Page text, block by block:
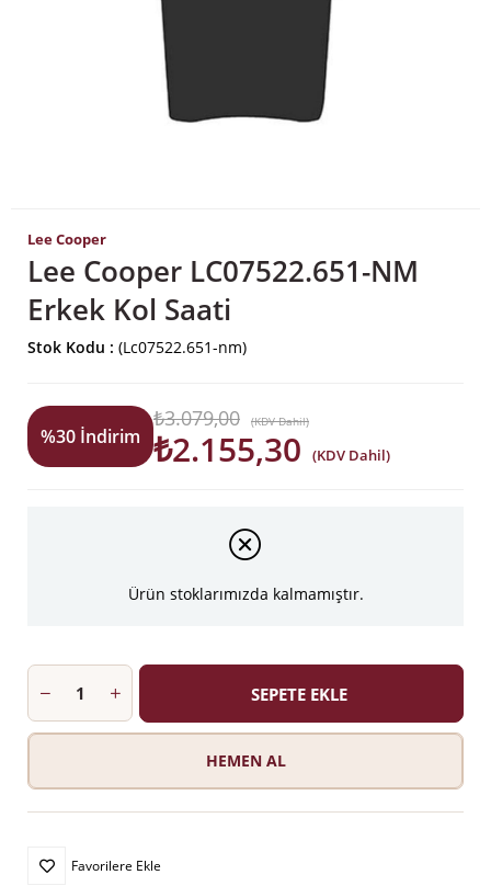
Lee Cooper
Lee Cooper LC07522.651-NM
Erkek Kol Saati
Stok Kodu (Lc07522.651-nm)
%30 İndirim
₺3.079,00 (KDV Dahil)
₺2.155,30 (KDV Dahil)
Ürün stoklarımızda kalmamıştır.
Favorilere Ekle